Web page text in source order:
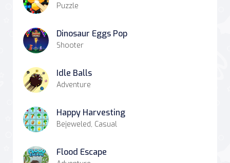
Puzzle
Dinosaur Eggs Pop
Shooter
Idle Balls
Adventure
Happy Harvesting
Bejeweled, Casual
Flood Escape